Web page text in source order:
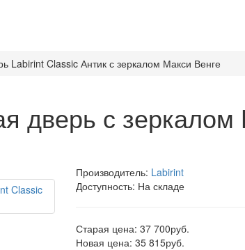
Labirint Classic Антик с зеркалом Макси Венге
дверь с зеркалом
Производитель: Labirint
Доступность: На складе
Старая цена: 37 700руб.
Новая цена: 35 815руб.